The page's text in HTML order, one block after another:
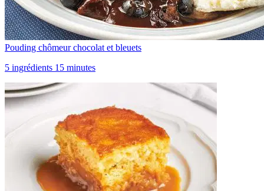
Pouding chômeur chocolat et bleuets
5 ingrédients 15 minutes